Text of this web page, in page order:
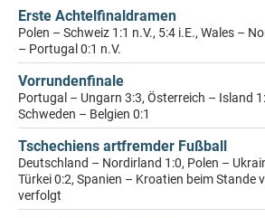
Erste Achtelfinaldramen
Polen – Schweiz 1:1 n.V., 5:4 i.E., Wales –
– Portugal 0:1 n.V.
Vorrundenfinale
Portugal – Ungarn 3:3, Österreich – Island
Schweden – Belgien 0:1
Tschechiens artfremder Fußball
Deutschland – Nordirland 1:0, Polen –
Türkei 0:2, Spanien – Kroatien beim Stande
verfolgt